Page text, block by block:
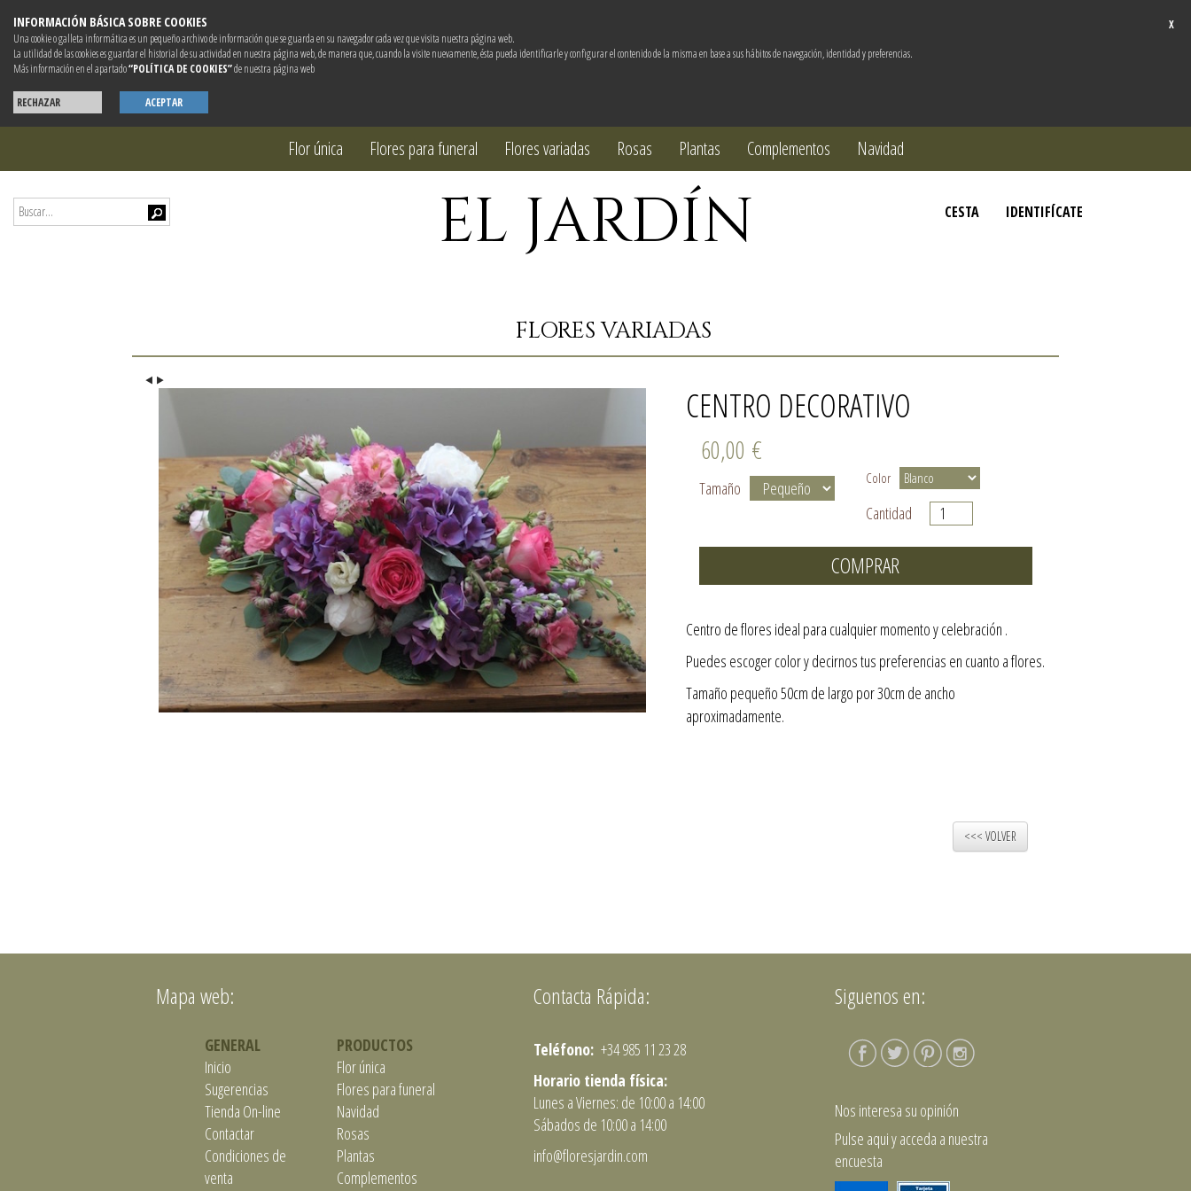
X
INFORMACIÓN BÁSICA SOBRE COOKIES
Una cookie o galleta informática es un pequeño archivo de información que se guarda en su navegador cada vez que visita nuestra página web.
La utilidad de las cookies es guardar el historial de su actividad en nuestra página web, de manera que, cuando la visite nuevamente, ésta pueda identificarle y configurar el contenido de la misma en base a sus hábitos de navegación, identidad y preferencias.
Más información en el apartado“POLÍTICA DE COOKIES”de nuestra página web
RECHAZAR ACEPTAR
Flor única Flores para funeral Flores variadas Rosas Plantas Complementos Navidad
EL JARDÍN CESTA IDENTIFÍCATE
FLORES VARIADAS
CENTRO DECORATIVO
60,00 €
Tamaño Color
Cantidad
COMPRAR
Centro de flores ideal para cualquier momento y celebración .
Puedes escoger color y decirnos tus preferencias en cuanto a flores.
Tamaño pequeño 50cm de largo por 30cm de ancho
aproximadamente.
<<< VOLVER
Mapa web:
GENERAL
Inicio
Sugerencias
Tienda On-line
Contactar
Condiciones de
venta
PRODUCTOS
Flor única
Flores para funeral
Navidad
Rosas
Plantas
Complementos
Contacta Rápida:
Teléfono: +34 985 11 23 28
Horario tienda física:
Lunes a Viernes: de 10:00 a 14:00
Sábados de 10:00 a 14:00
info@floresjardin.com
Siguenos en:
Nos interesa su opinión
Pulse aqui y acceda a nuestra
encuesta